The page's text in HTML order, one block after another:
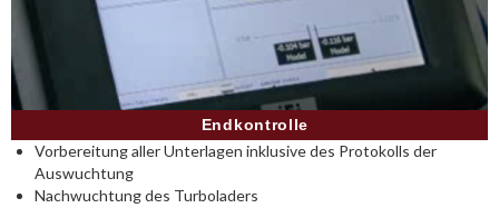
Endkontrolle
Vorbereitung aller Unterlagen inklusive des Protokolls der
Auswuchtung
Nachwuchtung des Turboladers